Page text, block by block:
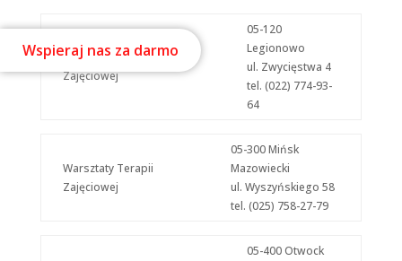
Warsztaty Terapii
Zajęciowej
05-120
Legionowo
ul. Zwycięstwa 4
tel. (022) 774-93-
64
Warsztaty Terapii
Zajęciowej
05-300 Mińsk
Mazowiecki
ul. Wyszyńskiego 58
tel. (025) 758-27-79
05-400 Otwock
Wspieraj nas za darmo